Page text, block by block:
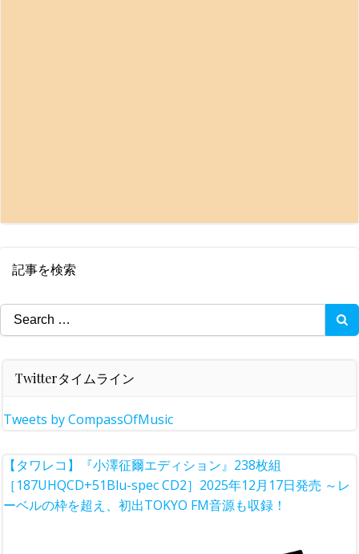
記事を検索
Search
for:
Twitterタイムライン
Tweets by CompassOfMusic
【タワレコ】『小澤征爾エディション』238枚組
［187UHQCD+51Blu-spec CD2］2025年12月17日発売 ～レ
ーベルの枠を超え、初出TOKYO FM音源も収録！